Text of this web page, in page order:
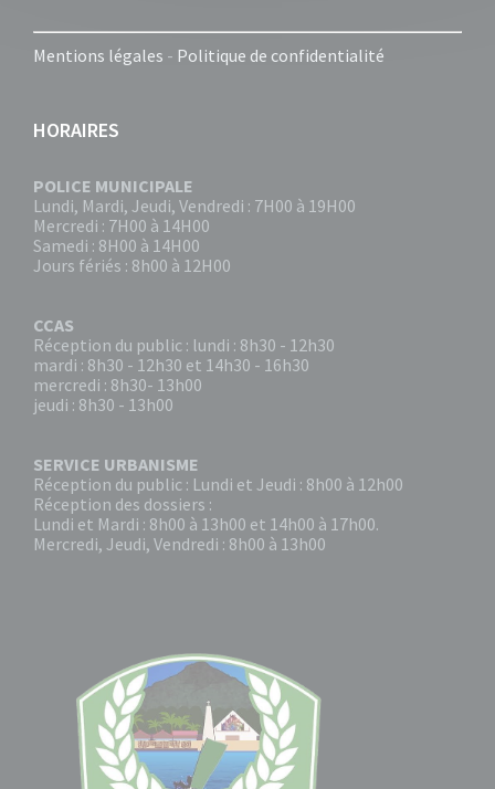
Mentions légales - Politique de confidentialité
HORAIRES
POLICE MUNICIPALE
Lundi, Mardi, Jeudi, Vendredi : 7H00 à 19H00
Mercredi : 7H00 à 14H00
Samedi : 8H00 à 14H00
Jours fériés : 8h00 à 12H00
CCAS
Réception du public : lundi : 8h30 - 12h30
mardi : 8h30 - 12h30 et 14h30 - 16h30
mercredi : 8h30- 13h00
jeudi : 8h30 - 13h00
SERVICE URBANISME
Réception du public : Lundi et Jeudi : 8h00 à 12h00
Réception des dossiers :
Lundi et Mardi : 8h00 à 13h00 et 14h00 à 17h00.
Mercredi, Jeudi, Vendredi : 8h00 à 13h00